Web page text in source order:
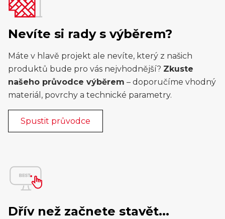
Nevíte si rady s výběrem?
Máte v hlavě projekt ale nevíte, který z našich
produktů bude pro vás nejvhodnější? Zkuste
našeho průvodce výběrem – doporučíme vhodný
materiál, povrchy a technické parametry.
Spustit průvodce
Dřív než začnete stavět...